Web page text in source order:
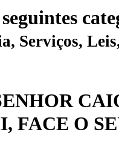
Serviços,
FACE O